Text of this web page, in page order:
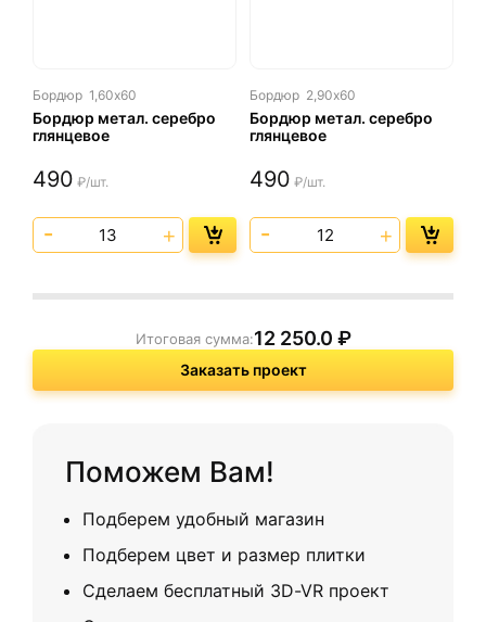
Бордюр 1,60х60
Бордюр метал. серебро
глянцевое
490 ₽/шт.
Бордюр 2,90х60
Бордюр метал. серебро
глянцевое
490 ₽/шт.
Итоговая сумма:12 250.0 ₽
Заказать проект
Поможем Вам!
Подберем удобный магазин
Подберем цвет и размер плитки
Сделаем бесплатный 3D-VR проект